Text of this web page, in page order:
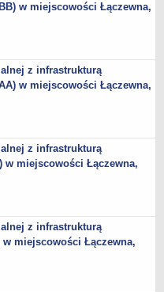
w miejscowości Łączewna,
z infrastrukturą
w miejscowości Łączewna,
z infrastrukturą
w miejscowości Łączewna,
z infrastrukturą
w miejscowości Łączewna,